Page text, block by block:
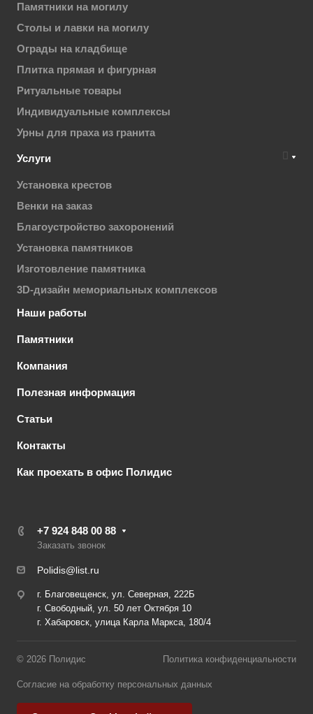
Памятники на могилу
Столы и лавки на могилу
Ограды на кладбище
Плитка прямая и фигурная
Ритуальные товары
Индивидуальные комплексы
Урны для праха из гранита
Услуги
Установка крестов
Венки на заказ
Благоустройство захоронений
Установка памятников
Изготовление памятника
3D-дизайн мемориальных комплексов
Наши работы
Памятники
Компания
Полезная информация
Статьи
Контакты
Как проехать в офис Полидис
+7 924 848 00 88
Заказать звонок
Polidis@list.ru
г. Благовещенск, ул. Северная, 222Б
г. Свободный, ул. 50 лет Октября 10
г. Хабаровск, улица Карла Маркса, 180/4
© 2026 Полидис Политика конфиденциальности
Согласие на обработку персональных данных